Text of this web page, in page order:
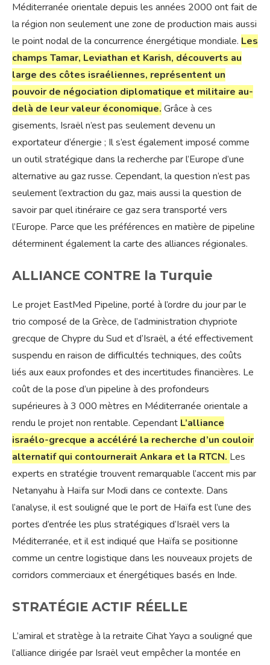
Méditerranée orientale depuis les années 2000 ont fait de
la région non seulement une zone de production mais aussi
le point nodal de la concurrence énergétique mondiale. Les
champs Tamar, Leviathan et Karish, découverts au
large des côtes israéliennes, représentent un
pouvoir de négociation diplomatique et militaire au-
delà de leur valeur économique. Grâce à ces
gisements, Israël n’est pas seulement devenu un
exportateur d’énergie ; Il s’est également imposé comme
un outil stratégique dans la recherche par l’Europe d’une
alternative au gaz russe. Cependant, la question n’est pas
seulement l’extraction du gaz, mais aussi la question de
savoir par quel itinéraire ce gaz sera transporté vers
l’Europe. Parce que les préférences en matière de pipeline
déterminent également la carte des alliances régionales.
ALLIANCE CONTRE la Turquie
Le projet EastMed Pipeline, porté à l’ordre du jour par le
trio composé de la Grèce, de l’administration chypriote
grecque de Chypre du Sud et d’Israël, a été effectivement
suspendu en raison de difficultés techniques, des coûts
liés aux eaux profondes et des incertitudes financières. Le
coût de la pose d’un pipeline à des profondeurs
supérieures à 3 000 mètres en Méditerranée orientale a
rendu le projet non rentable. Cependant L’alliance
israélo-grecque a accéléré la recherche d’un couloir
alternatif qui contournerait Ankara et la RTCN. Les
experts en stratégie trouvent remarquable l’accent mis par
Netanyahu à Haïfa sur Modi dans ce contexte. Dans
l’analyse, il est souligné que le port de Haïfa est l’une des
portes d’entrée les plus stratégiques d’Israël vers la
Méditerranée, et il est indiqué que Haïfa se positionne
comme un centre logistique dans les nouveaux projets de
corridors commerciaux et énergétiques basés en Inde.
STRATÉGIE ACTIF RÉELLE
L’amiral et stratège à la retraite Cihat Yaycı a souligné que
l’alliance dirigée par Israël veut empêcher la montée en